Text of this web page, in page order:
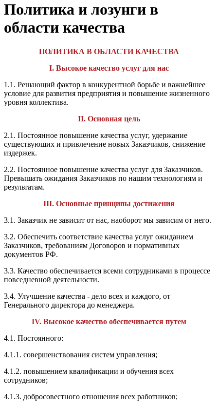
Политика и лозунги в
области качества
ПОЛИТИКА В ОБЛАСТИ КАЧЕСТВА
I. Высокое качество услуг для нас
1.1. Решающий фактор в конкурентной борьбе и важнейшее
условие для развития предприятия и повышение жизненного
уровня коллектива.
II. Основная цель
2.1. Постоянное повышение качества услуг, удержание
существующих и привлечение новых Заказчиков, снижение
издержек.
2.2. Постоянное повышение качества услуг для Заказчиков.
Превышать ожидания Заказчиков по нашим технологиям и
результатам.
III. Основные принципы достижения
3.1. Заказчик не зависит от нас, наоборот мы зависим от него.
3.2. Обеспечить соответствие качества услуг ожиданием
Заказчиков, требованиям Договоров и нормативных
документов РФ.
3.3. Качество обеспечивается всеми сотрудниками в процессе
повседневной деятельности.
3.4. Улучшение качества - дело всех и каждого, от
Генерального директора до менеджера.
IV. Высокое качество обеспечивается путем
4.1. Постоянного:
4.1.1. совершенствования систем управления;
4.1.2. повышением квалификации и обучения всех
сотрудников;
4.1.3. добросовестного отношения всех работников;